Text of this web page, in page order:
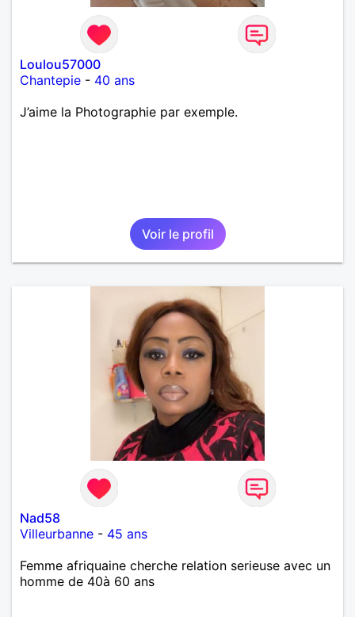
Loulou57000
Chantepie - 40 ans
J’aime la Photographie par exemple.
Voir le profil
Nad58
Villeurbanne - 45 ans
Femme afriquaine cherche relation serieuse avec un
homme de 40à 60 ans